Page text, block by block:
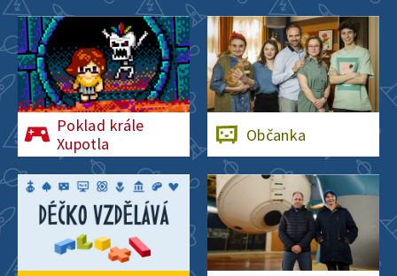
2:42 15. února 2022
Očkování
3:17 19. ledna 2022
Průzkum veřejného
mínění
19. ledna 2022
Exponenciální růst
Poklad krále
Xupotla
Občanka